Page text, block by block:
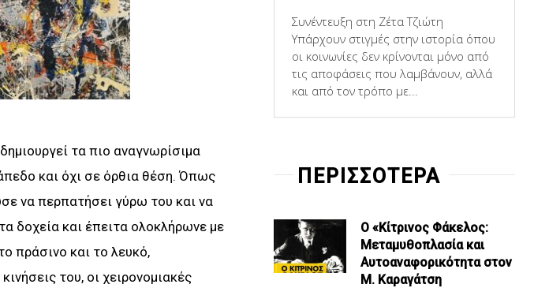
τα πιο αναγνωρίσιμα
και όχι σε όρθια θέση. Όπως
να περπατήσει γύρω του και να
δοχεία και έπειτα ολοκλήρωνε με
πράσινο και το λευκό,
του, οι χειρονομιακές
Συνέντευξη στη Ζέτα Τζιώτη
Υπάρχουν στιγμές στην ιστορία όπου
οι κοινωνίες δεν κρίνονται μόνο από
τις αποφάσεις που λαμβάνουν, αλλά
και από τον τρόπο με...
ΠΕΡΙΣΣΟΤΕΡΑ
Ο «Κίτρινος Φάκελος:
Μεταμυθοπλασία και
Αυτοαναφορικότητα στον
Μ. Καραγάτση